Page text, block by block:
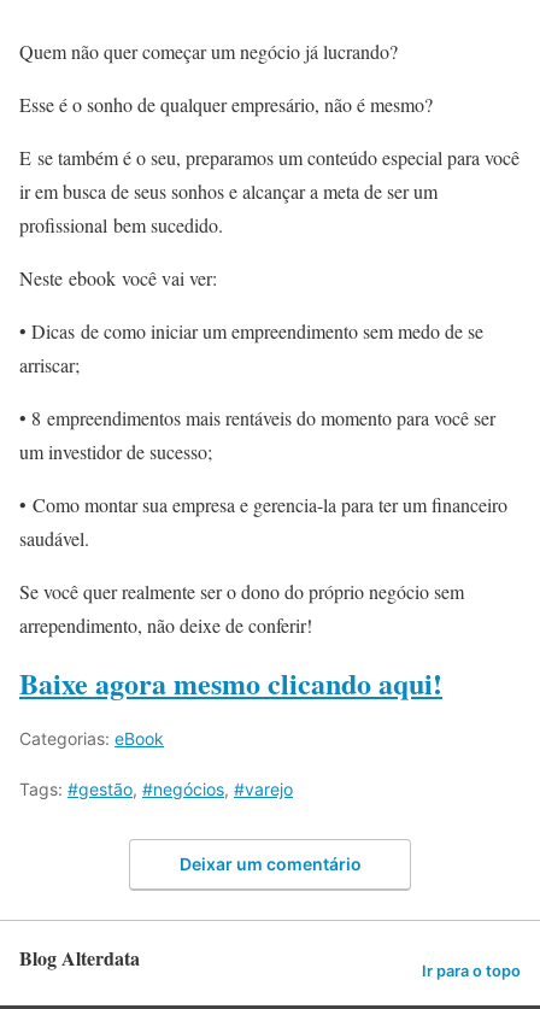
Quem não quer começar um negócio já lucrando?
Esse é o sonho de qualquer empresário, não é mesmo?
E se também é o seu, preparamos um conteúdo especial para você
ir em busca de seus sonhos e alcançar a meta de ser um
profissional bem sucedido.
Neste ebook você vai ver:
• Dicas de como iniciar um empreendimento sem medo de se
arriscar;
• 8 empreendimentos mais rentáveis do momento para você ser
um investidor de sucesso;
• Como montar sua empresa e gerencia-la para ter um financeiro
saudável.
Se você quer realmente ser o dono do próprio negócio sem
arrependimento, não deixe de conferir!
Baixe agora mesmo clicando aqui!
Categorias: eBook
Tags: #gestão, #negócios, #varejo
Deixar um comentário
Blog Alterdata Ir para o topo